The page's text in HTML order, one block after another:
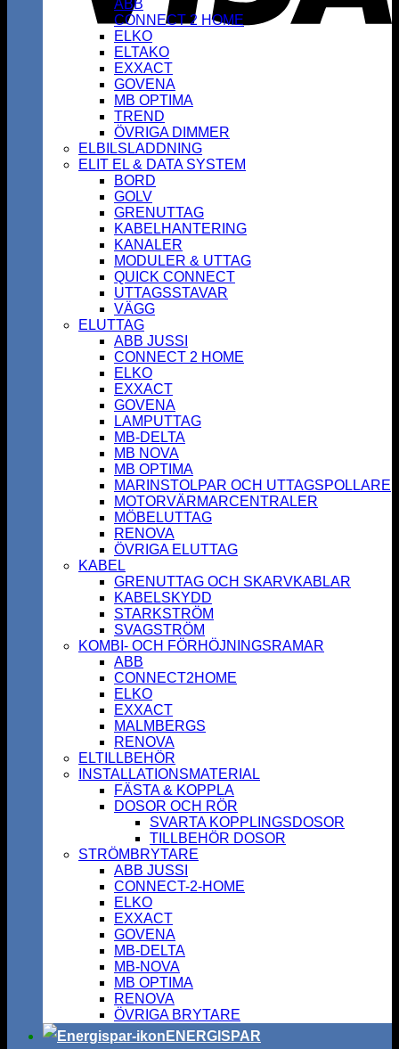
ABB
CONNECT 2 HOME
ELKO
ELTAKO
EXXACT
GOVENA
MB OPTIMA
TREND
ÖVRIGA DIMMER
ELBILSLADDNING
ELIT EL & DATA SYSTEM
BORD
GOLV
GRENUTTAG
KABELHANTERING
KANALER
MODULER & UTTAG
QUICK CONNECT
UTTAGSSTAVAR
VÄGG
ELUTTAG
ABB JUSSI
CONNECT 2 HOME
ELKO
EXXACT
GOVENA
LAMPUTTAG
MB-DELTA
MB NOVA
MB OPTIMA
MARINSTOLPAR OCH UTTAGSPOLLARE
MOTORVÄRMARCENTRALER
MÖBELUTTAG
RENOVA
ÖVRIGA ELUTTAG
KABEL
GRENUTTAG OCH SKARVKABLAR
KABELSKYDD
STARKSTRÖM
SVAGSTRÖM
KOMBI- OCH FÖRHÖJNINGSRAMAR
ABB
CONNECT2HOME
ELKO
EXXACT
MALMBERGS
RENOVA
ELTILLBEHÖR
INSTALLATIONSMATERIAL
FÄSTA & KOPPLA
DOSOR OCH RÖR
SVARTA KOPPLINGSDOSOR
TILLBEHÖR DOSOR
STRÖMBRYTARE
ABB JUSSI
CONNECT-2-HOME
ELKO
EXXACT
GOVENA
MB-DELTA
MB-NOVA
MB OPTIMA
RENOVA
ÖVRIGA BRYTARE
ENERGISPAR